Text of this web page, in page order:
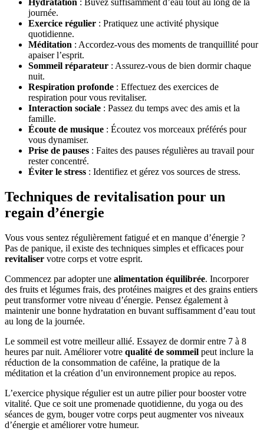
Hydratation : Buvez suffisamment d’eau tout au long de la
journée.
Exercice régulier : Pratiquez une activité physique
quotidienne.
Méditation : Accordez-vous des moments de tranquillité pour
apaiser l’esprit.
Sommeil réparateur : Assurez-vous de bien dormir chaque
nuit.
Respiration profonde : Effectuez des exercices de
respiration pour vous revitaliser.
Interaction sociale : Passez du temps avec des amis et la
famille.
Écoute de musique : Écoutez vos morceaux préférés pour
vous dynamiser.
Prise de pauses : Faites des pauses régulières au travail pour
rester concentré.
Éviter le stress : Identifiez et gérez vos sources de stress.
Techniques de revitalisation pour un
regain d’énergie
Vous vous sentez régulièrement fatigué et en manque d’énergie ?
Pas de panique, il existe des techniques simples et efficaces pour
revitaliser votre corps et votre esprit.
Commencez par adopter une alimentation équilibrée. Incorporer
des fruits et légumes frais, des protéines maigres et des grains entiers
peut transformer votre niveau d’énergie. Pensez également à
maintenir une bonne hydratation en buvant suffisamment d’eau tout
au long de la journée.
Le sommeil est votre meilleur allié. Essayez de dormir entre 7 à 8
heures par nuit. Améliorer votre qualité de sommeil peut inclure la
réduction de la consommation de caféine, la pratique de la
méditation et la création d’un environnement propice au repos.
L’exercice physique régulier est un autre pilier pour booster votre
vitalité. Que ce soit une promenade quotidienne, du yoga ou des
séances de gym, bouger votre corps peut augmenter vos niveaux
d’énergie et améliorer votre humeur.